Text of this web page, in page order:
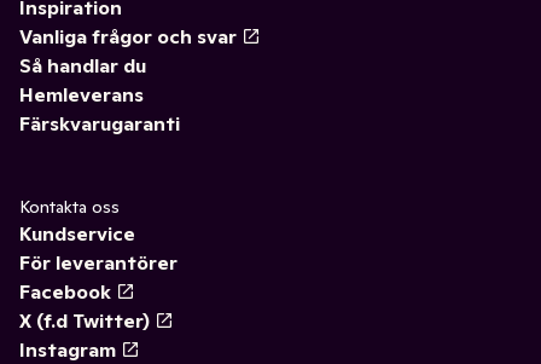
Inspiration
Vanliga frågor och svar
Så handlar du
Hemleverans
Färskvarugaranti
Kontakta oss
Kundservice
För leverantörer
Facebook
X (f.d Twitter)
Instagram